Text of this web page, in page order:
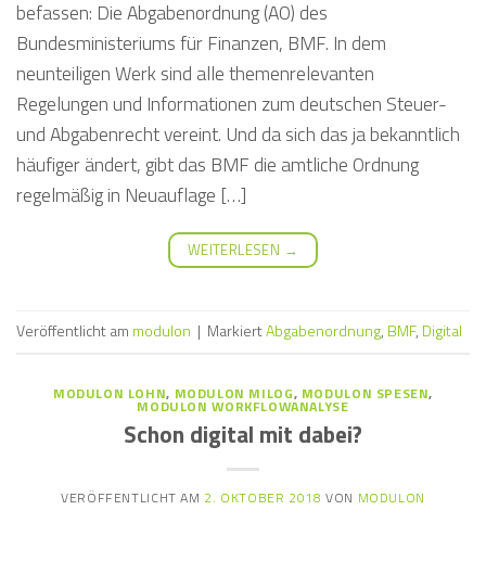
befassen: Die Abgabenordnung (AO) des
Bundesministeriums für Finanzen, BMF. In dem
neunteiligen Werk sind alle themenrelevanten
Regelungen und Informationen zum deutschen Steuer-
und Abgabenrecht vereint. Und da sich das ja bekanntlich
häufiger ändert, gibt das BMF die amtliche Ordnung
regelmäßig in Neuauflage […]
WEITERLESEN →
Veröffentlicht am modulon | MarkiertAbgabenordnung, BMF, Digital
MODULON LOHN, MODULON MILOG, MODULON SPESEN,
MODULON WORKFLOWANALYSE
Schon digital mit dabei?
VERÖFFENTLICHT AM 2. OKTOBER 2018 VON MODULON